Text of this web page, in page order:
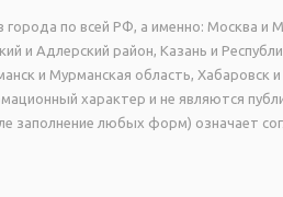
по всей РФ, а именно: Москва и
и Адлерский район, Казань и
и Мурманская область, Хабаровск
характер и не являются
заполнение любых форм) означает